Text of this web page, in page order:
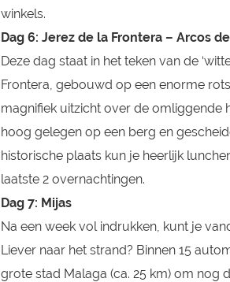
winkels.
Dag 6: Jerez de la Frontera – Arcos
Deze dag staat in het teken van de
Frontera, gebouwd op een enorme
magnifiek uitzicht over de omliggende
hoog gelegen op een berg en
historische plaats kun je heerlijk
laatste 2 overnachtingen.
Dag 7: Mijas
Na een week vol indrukken, kunt je
Liever naar het strand? Binnen 15
grote stad Malaga (ca. 25 km) om nog